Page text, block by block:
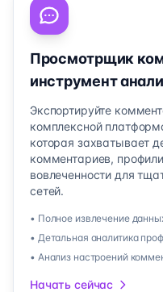
Просмотрщик
инструмент
Экспортируйте
комплексной
которая захватывает
комментариев,
вовлеченности для
сетей.
• Полное извлечение
• Детальная аналитика
• Анализ настроений
Начать сейчас